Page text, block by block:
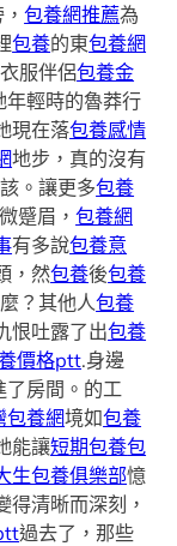
，包養網推薦為
包養的東包養網
服伴侶包養金
年輕時的魯莽行
現在落包養感情
地步，真的沒有
。讓更多包養
蹙眉，包養網
有多說包養意
，然包養後包養
？其他人包養
恨吐露了出包養
價格ptt.身邊
了房間。的工
包養網境如包養
能讓短期包養包
生包養俱樂部憶
得清晰而深刻，
過去了，那些